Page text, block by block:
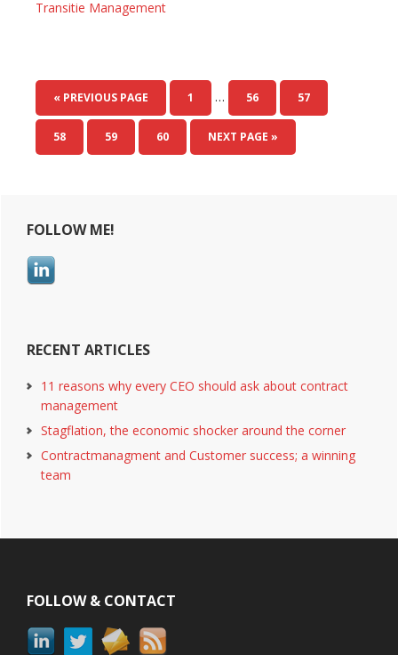
Transitie Management
« PREVIOUS PAGE PAGE
1 … PAGE
56 PAGE
57
PAGE
58 PAGE
59 PAGE
60 NEXT PAGE »
Primary
Sidebar
FOLLOW ME!
RECENT ARTICLES
11 reasons why every CEO should ask about contract
management
Stagflation, the economic shocker around the corner
Contractmanagment and Customer success; a winning
team
FOLLOW & CONTACT